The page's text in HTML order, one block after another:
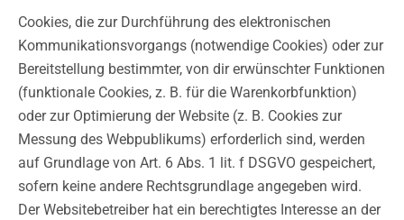
Cookies, die zur Durchführung des elektronischen
Kommunikationsvorgangs (notwendige Cookies) oder zur
Bereitstellung bestimmter, von dir erwünschter Funktionen
(funktionale Cookies, z. B. für die Warenkorbfunktion)
oder zur Optimierung der Website (z. B. Cookies zur
Messung des Webpublikums) erforderlich sind, werden
auf Grundlage von Art. 6 Abs. 1 lit. f DSGVO gespeichert,
sofern keine andere Rechtsgrundlage angegeben wird.
Der Websitebetreiber hat ein berechtigtes Interesse an der